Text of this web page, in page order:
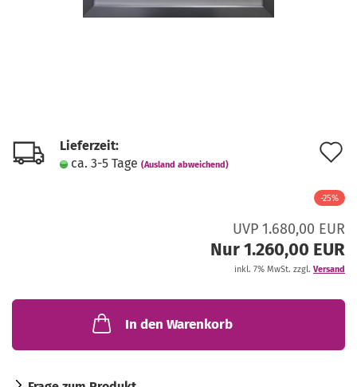
Lieferzeit:
ca. 3-5 Tage (Ausland abweichend)
-25%
UVP 1.680,00 EUR
Nur 1.260,00 EUR
inkl. 7% MwSt. zzgl. Versand
In den Warenkorb